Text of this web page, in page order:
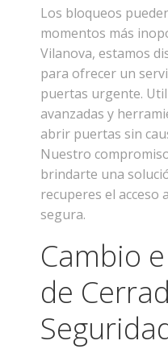
Los bloqueos
momentos más
Vilanova, estamos
para ofrecer un
puertas urgente.
avanzadas y
abrir puertas sin
Nuestro
brindarte una
recuperes el acceso
segura.
Cambio
de